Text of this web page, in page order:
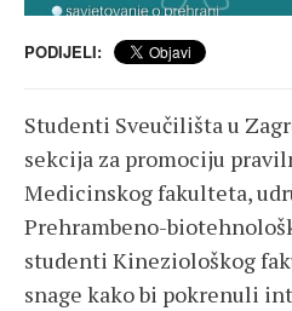
PODIJELI:
Studenti Sveučilišta u
sekcija za promociju
Medicinskog fakulteta,
Prehrambeno-
studenti Kineziološkog
snage kako bi pokrenuli